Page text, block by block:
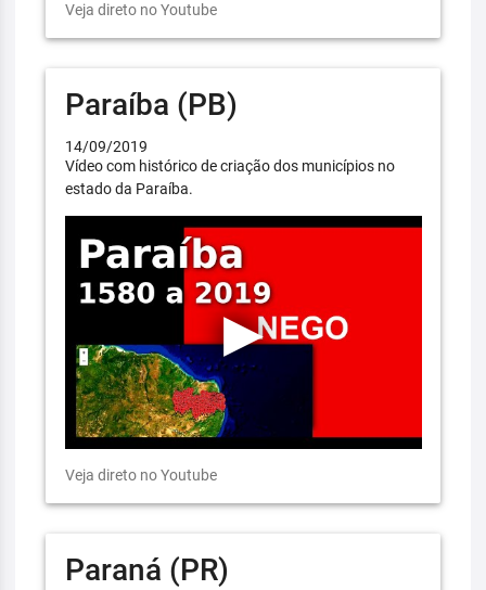
Veja direto no Youtube
Paraíba (PB)
14/09/2019
Vídeo com histórico de criação dos municípios no
estado da Paraíba.
Veja direto no Youtube
Paraná (PR)